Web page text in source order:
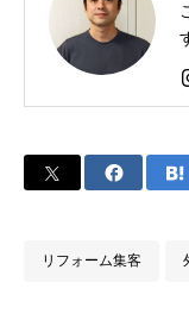
リフォーム集客